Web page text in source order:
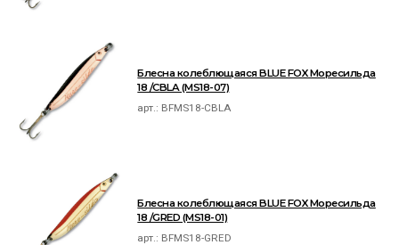
Блесна колеблющаяся BLUE FOX Моресильда
18 /CBLA (MS18-07)
арт.: BFMS18-CBLA
Блесна колеблющаяся BLUE FOX Моресильда
18 /GRED (MS18-01)
арт.: BFMS18-GRED